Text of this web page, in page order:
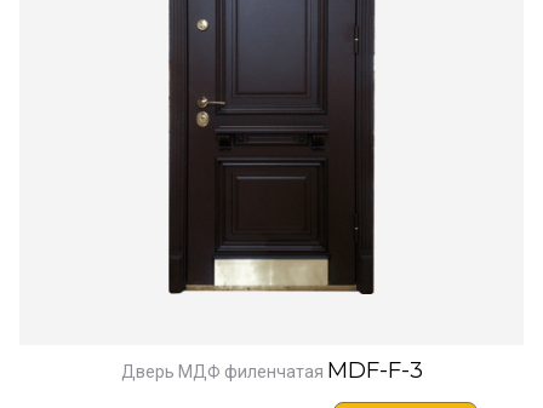
Дверь МДФ филенчатая MDF-F-3